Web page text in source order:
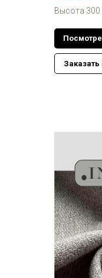
Высота 300
Заказать